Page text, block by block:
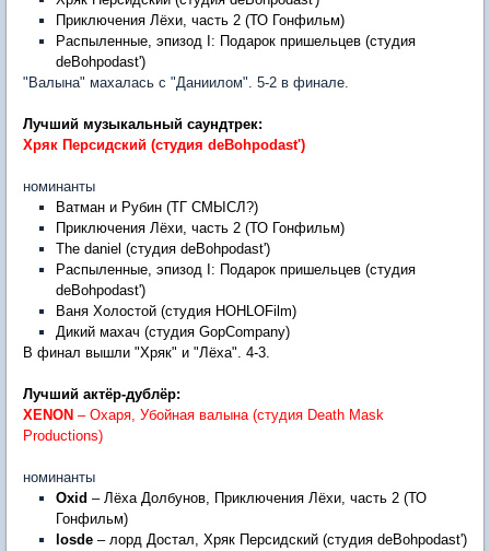
Приключения Лёхи, часть 2 (ТО Гонфильм)
Распыленные, эпизод I: Подарок пришельцев (студия
deBohpodast')
"Валына" махалась с "Даниилом". 5-2 в финале.
Лучший музыкальный саундтрек:
Хряк Персидский (студия deBohpodast')
номинанты
Ватман и Рубин (ТГ СМЫСЛ?)
Приключения Лёхи, часть 2 (ТО Гонфильм)
The daniel (студия deBohpodast')
Распыленные, эпизод I: Подарок пришельцев (студия
deBohpodast')
Ваня Холостой (студия HOHLOFilm)
Дикий махач (студия GopCompany)
В финал вышли "Хряк" и "Лёха". 4-3.
Лучший актёр-дублёр:
XENON – Охаря, Убойная валына (студия Death Mask
Productions)
номинанты
Oxid – Лёха Долбунов, Приключения Лёхи, часть 2 (ТО
Гонфильм)
losde – лорд Достал, Хряк Персидский (студия deBohpodast')